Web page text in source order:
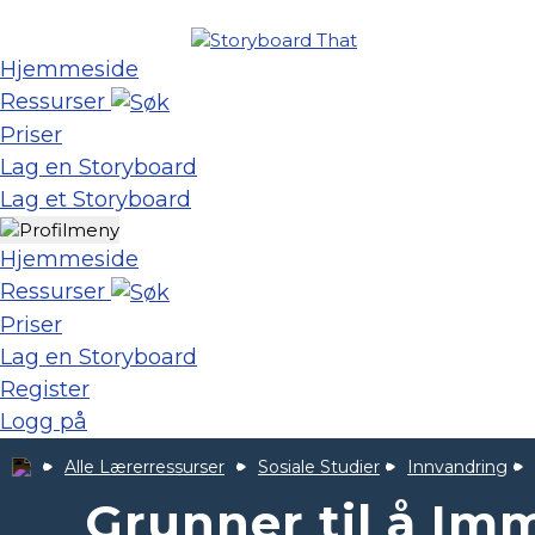
Hjemmeside
Ressurser
Priser
Lag en Storyboard
Lag et Storyboard
Hjemmeside
Ressurser
Priser
Lag en Storyboard
Register
Logg på
Alle Lærerressurser Sosiale Studier Innvandring
Grunner til å